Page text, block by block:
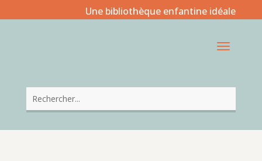
Une bibliothèque enfantine idéale